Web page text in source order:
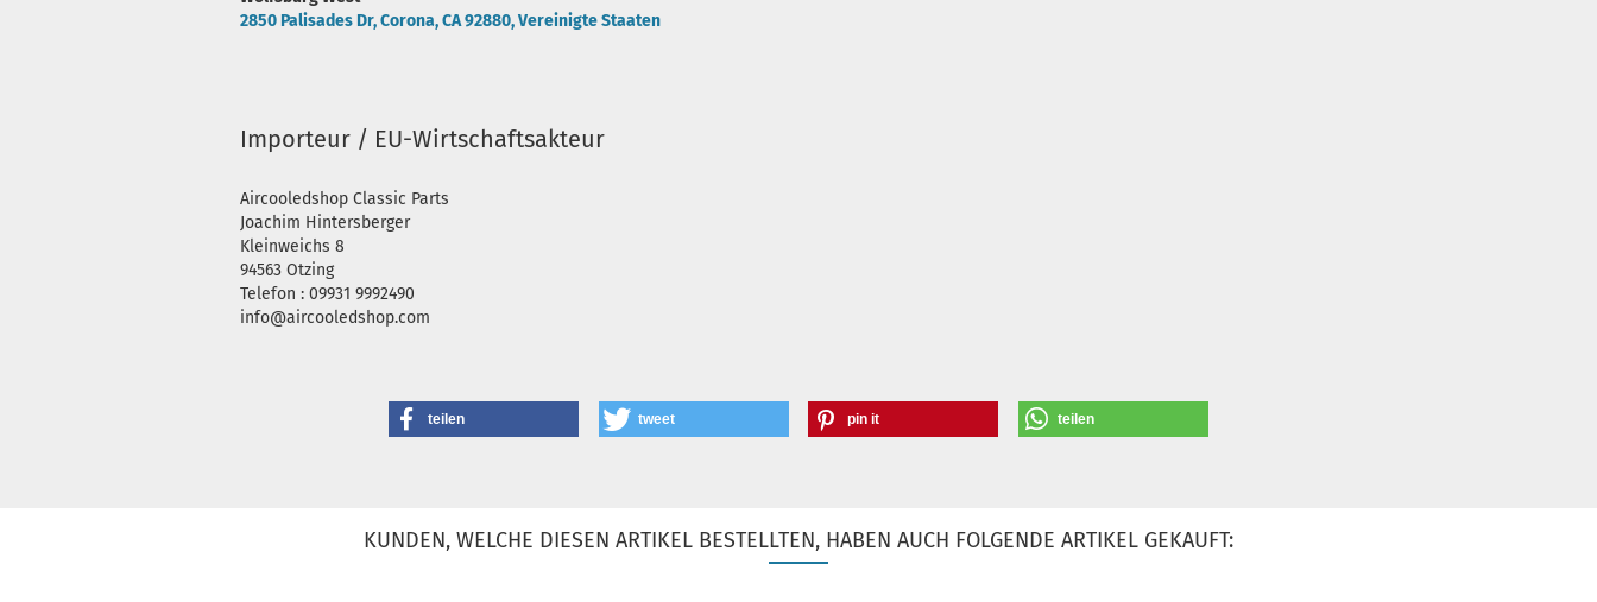
2850 Palisades Dr, Corona, CA 92880, Vereinigte Staaten
Importeur / EU-Wirtschaftsakteur
Aircooledshop Classic Parts
Joachim Hintersberger
Kleinweichs 8
94563 Otzing
Telefon : 09931 9992490
info@aircooledshop.com
teilen tweet pin it teilen
KUNDEN, WELCHE DIESEN ARTIKEL BESTELLTEN, HABEN AUCH FOLGENDE ARTIKEL GEKAUFT: